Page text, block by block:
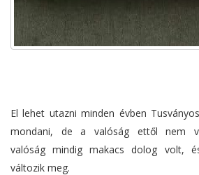
El lehet utazni minden évben
mondani, de a valóság ettől nem
valóság mindig makacs dolog volt,
változik meg.